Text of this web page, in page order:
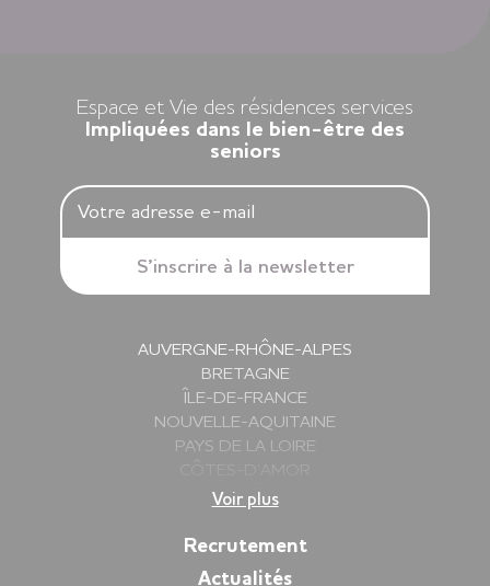
Espace et Vie des résidences services
Impliquées dans le bien-être des
seniors
AUVERGNE-RHÔNE-ALPES
BRETAGNE
ÎLE-DE-FRANCE
NOUVELLE-AQUITAINE
PAYS DE LA LOIRE
DEUX-SÈVRES
GIRONDE
HAUTE-SAVOIE
Voir plus
Recrutement
Actualités